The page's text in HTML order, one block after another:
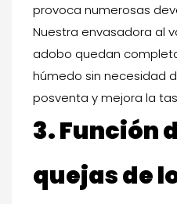
provoca numerosas
Nuestra envasadora al
adobo quedan
húmedo sin necesidad
posventa y mejora la
3. Función
quejas de